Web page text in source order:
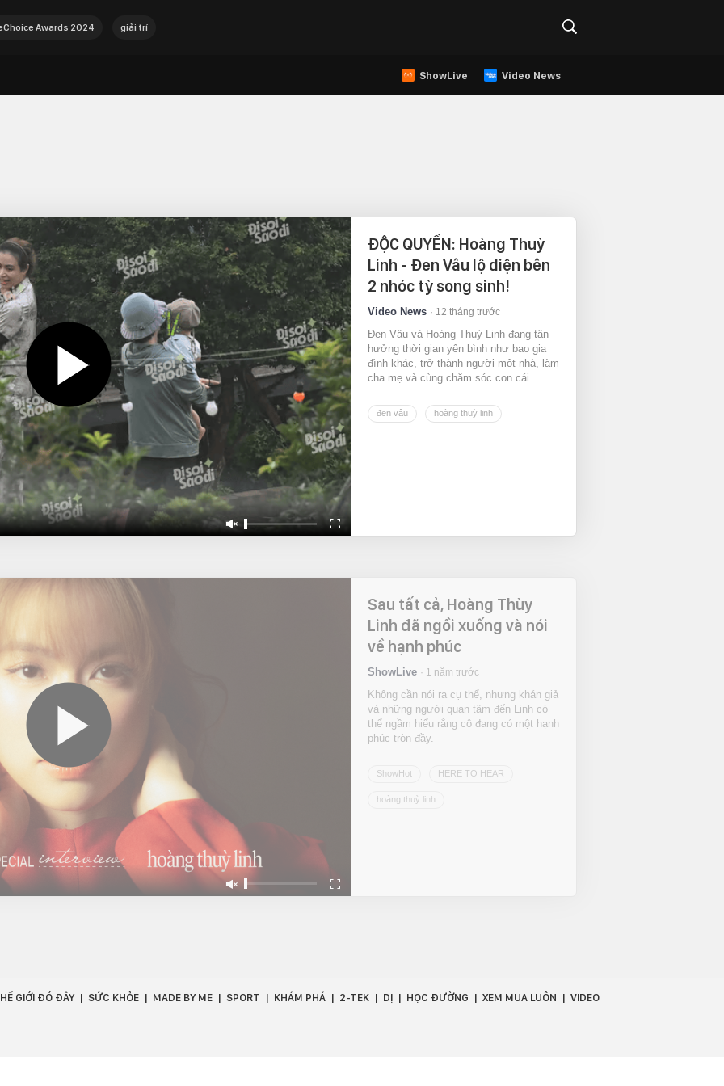
Awards 2024 giải trí
ShowLive Video News
ĐỘC QUYỀN: Hoàng Thuỳ
Linh - Đen Vâu lộ diện bên
2 nhóc tỳ song sinh!
Video News 12 tháng trước
Đen Vâu và Hoàng Thuỳ Linh đang tận
hưởng thời gian yên bình như bao gia
đình khác, trở thành người một nhà, làm
cha mẹ và cùng chăm sóc con cái.
đen vâu hoàng thuỳ linh
Sau tất cả, Hoàng Thùy
Linh đã ngồi xuống và nói
về hạnh phúc
ShowLive 1 năm trước
Không cần nói ra cụ thể, nhưng khán giả
và những người quan tâm đến Linh có
thể ngầm hiểu rằng cô đang có một hạnh
phúc tròn đầy.
ShowHot HERE TO HEAR
hoàng thuỳ linh
GIỚI ĐÓ ĐÂY SỨC KHỎE MADE BY ME SPORT KHÁM PHÁ 2-TEK DỊ HỌC ĐƯỜNG XEM MUA LUÔN VIDEO